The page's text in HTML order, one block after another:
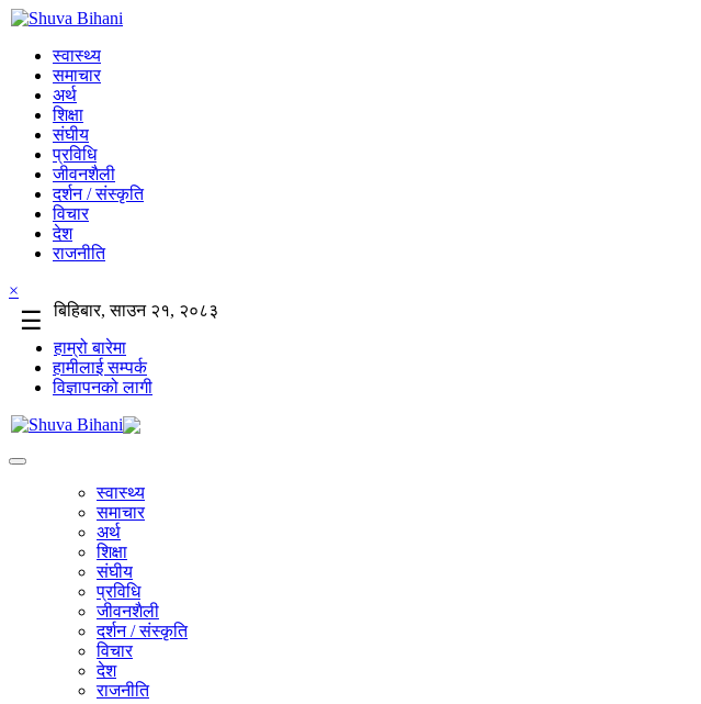
स्वास्थ्य
समाचार
अर्थ
शिक्षा
संघीय
प्रविधि
जीवनशैली
दर्शन / संस्कृति
विचार
देश
राजनीति
×
☰
बिहिबार, साउन २१, २०८३
हाम्रो बारेमा
हामीलाई सम्पर्क
विज्ञापनको लागी
स्वास्थ्य
समाचार
अर्थ
शिक्षा
संघीय
प्रविधि
जीवनशैली
दर्शन / संस्कृति
विचार
देश
राजनीति